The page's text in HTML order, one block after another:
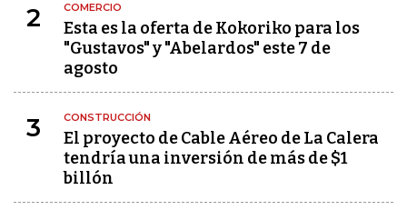
2 COMERCIO
Esta es la oferta de Kokoriko para los
"Gustavos" y "Abelardos" este 7 de
agosto
3 CONSTRUCCIÓN
El proyecto de Cable Aéreo de La Calera
tendría una inversión de más de $1
billón